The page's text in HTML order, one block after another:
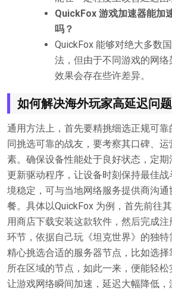
QuickFox 游戏加速器能加
吗？
QuickFox 能够对绝大多数
法，但由于不同游戏的网
效果会存在些许差异。
如何解决海外玩家高延迟问
通用方法上，首先要精挑细选正规可
同挑选可靠的战友，要考察其口碑、运
素。确保设备性能处于良好状态，定
更新驱动程序，让设备时刻保持最佳
境稳定，可与当地网络服务提供商沟
餐。具体以QuickFox 为例，首先前往
用商店下载安装这款软件，然后完成
环节，依据自己玩《坦克世界》的独
精心挑选合适的服务器节点，比如选
所在区域的节点，如此一来，便能轻松
让游戏网络瞬间加速，延迟大幅降低